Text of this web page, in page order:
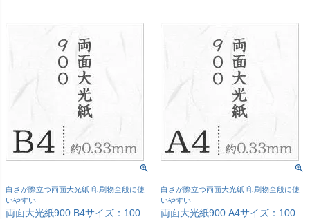
白さが際立つ両面大光紙 印刷物全般に使
いやすい
両面大光紙900 B4サイズ：100
白さが際立つ両面大光紙 印刷物全般に使
いやすい
両面大光紙900 A4サイズ：100